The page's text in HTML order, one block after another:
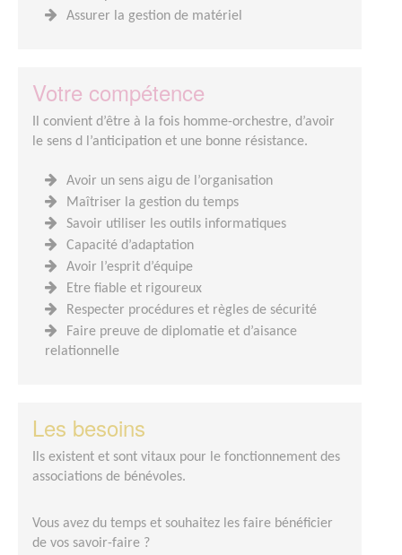
Assurer la gestion de matériel
Votre compétence
Il convient d’être à la fois homme-orchestre, d’avoir
le sens d l’anticipation et une bonne résistance.
Avoir un sens aigu de l’organisation
Maîtriser la gestion du temps
Savoir utiliser les outils informatiques
Capacité d’adaptation
Avoir l’esprit d’équipe
Etre fiable et rigoureux
Respecter procédures et règles de sécurité
Faire preuve de diplomatie et d’aisance
relationnelle
Les besoins
Ils existent et sont vitaux pour le fonctionnement des
associations de bénévoles.
Vous avez du temps et souhaitez les faire bénéficier
de vos savoir-faire ?